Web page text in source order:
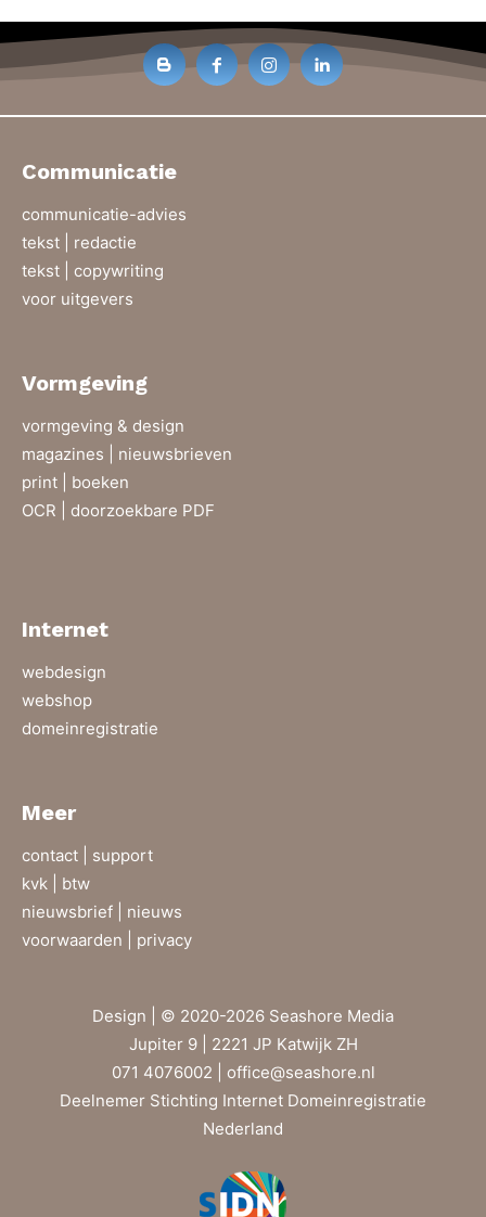
Communicatie
communicatie-advies
tekst | redactie
tekst | copywriting
voor uitgevers
Vormgeving
vormgeving & design
magazines | nieuwsbrieven
print | boeken
OCR | doorzoekbare PDF
Internet
webdesign
webshop
domeinregistratie
Meer
contact | support
kvk | btw
nieuwsbrief | nieuws
voorwaarden | privacy
Design | © 2020-2026 Seashore Media
Jupiter 9 | 2221 JP Katwijk ZH
071 4076002 | office@seashore.nl
Deelnemer Stichting Internet Domeinregistratie
Nederland